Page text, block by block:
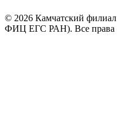
© 2026 Камчатский филиал
ФИЦ ЕГС РАН). Все права